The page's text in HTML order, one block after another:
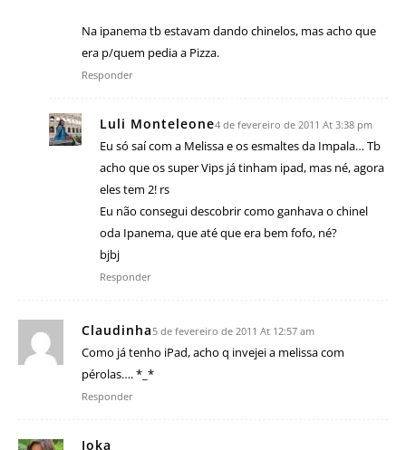
Na ipanema tb estavam dando chinelos, mas acho que
era p/quem pedia a Pizza.
Responder
Luli Monteleone4 de fevereiro de 2011 At 3:38 pm
Eu só saí com a Melissa e os esmaltes da Impala… Tb
acho que os super Vips já tinham ipad, mas né, agora
eles tem 2! rs
Eu não consegui descobrir como ganhava o chinel
oda Ipanema, que até que era bem fofo, né?
bjbj
Responder
Claudinha5 de fevereiro de 2011 At 12:57 am
Como já tenho iPad, acho q invejei a melissa com
pérolas…. *_*
Responder
Joka